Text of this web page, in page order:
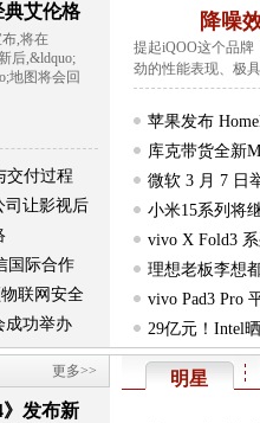
典艾伦格
,将在
后,&ldquo;
地图将会回
交付过程
司让影视后
国际合作
联网安全
成功举办
降噪
提起iQOO这个品牌
劲的性能表现、极
苹果发布
库克带货全新
计微软 3 月 7 日
小米15系列将
vivo X Fold3
理想老板李想
vivo Pad3 Pro
29亿元！Intel
周鸿祎学习政
华为与vivo签
更多>>
发布新
明星